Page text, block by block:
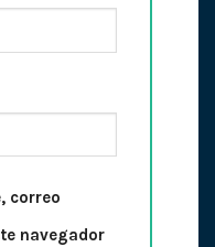
correo
navegador